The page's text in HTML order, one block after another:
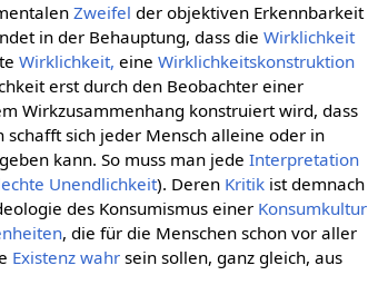
Zweifel der objektiven Erkennbarkeit
in der Behauptung, dass dieWirklichkeit
Wirklichkeit, eineWirklichkeitskonstruktion
erst durch den Beobachter einer
Wirkzusammenhang konstruiert wird, dass
schafft sich jeder Mensch alleine oder in
kann. So muss man jedeInterpretation
Unendlichkeit). Deren Kritik ist demnach
des Konsumismus einer Konsumkultur
, die für die Menschen schon vor aller
Existenz wahr sein sollen, ganz gleich, aus